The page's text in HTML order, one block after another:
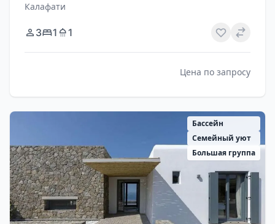
Калафати
3 1 1
Цена по запросу
Бассейн
Семейный уют
Большая группа